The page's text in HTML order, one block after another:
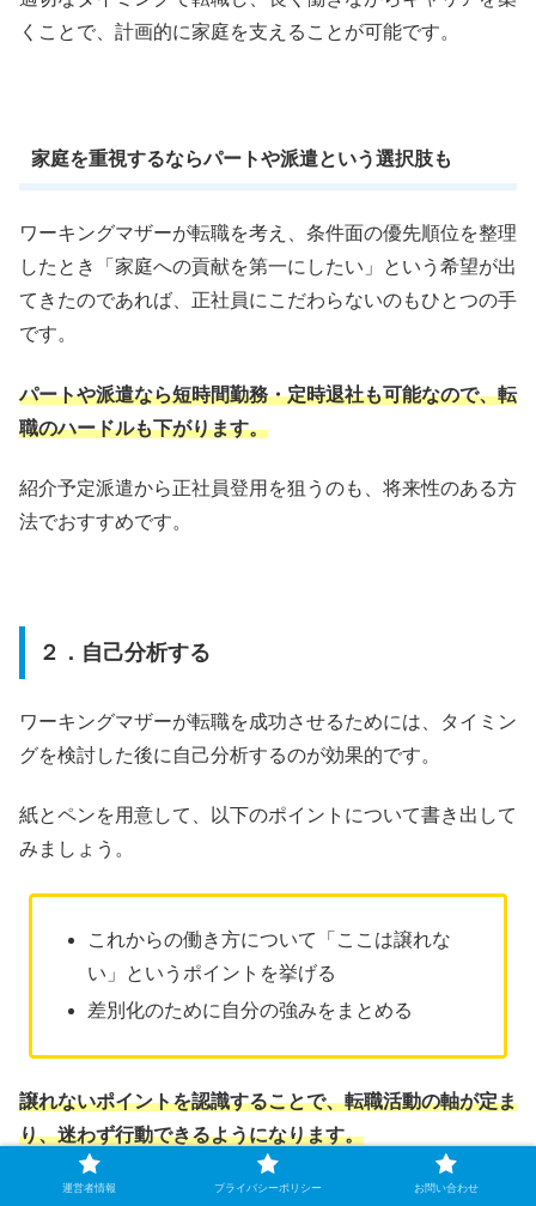
くことで、計画的に家庭を支えることが可能です。
家庭を重視するならパートや派遣という選択肢も
ワーキングマザーが転職を考え、条件面の優先順位を整理
したとき「家庭への貢献を第一にしたい」という希望が出
てきたのであれば、正社員にこだわらないのもひとつの手
です。
パートや派遣なら短時間勤務・定時退社も可能なので、転
職のハードルも下がります。
紹介予定派遣から正社員登用を狙うのも、将来性のある方
法でおすすめです。
２．自己分析する
ワーキングマザーが転職を成功させるためには、タイミン
グを検討した後に自己分析するのが効果的です。
紙とペンを用意して、以下のポイントについて書き出して
みましょう。
これからの働き方について「ここは譲れな
い」というポイントを挙げる
差別化のために自分の強みをまとめる
譲れないポイントを認識することで、転職活動の軸が定ま
り、迷わず行動できるようになります。
「家庭を大切にしたいから、残業や土日出勤がない仕事を
運営者情報 プライバシーポリシー お問い合わせ